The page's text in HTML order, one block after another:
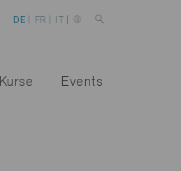
DE FR
Kurse Events